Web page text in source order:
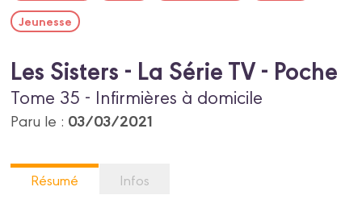
Jeunesse
Les Sisters - La Série TV - Poche
Tome 35 - Infirmières à domicile
Paru le : 03/03/2021
Résumé Infos